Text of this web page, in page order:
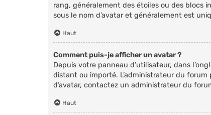
rang, généralement des étoiles ou des blocs
sous le nom d’avatar et généralement est
Haut
Comment puis-je afficher un avatar ?
Depuis votre panneau d’utilisateur, dans
distant ou importé. L’administrateur du
d’avatar, contactez un administrateur du
Haut